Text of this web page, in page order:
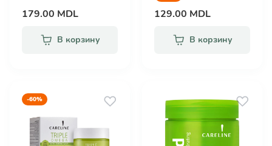
179.00 MDL
В корзину
129.00 MDL
В корзину
-60%